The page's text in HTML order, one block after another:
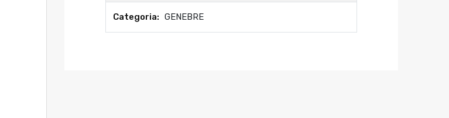
Categoria: GENEBRE